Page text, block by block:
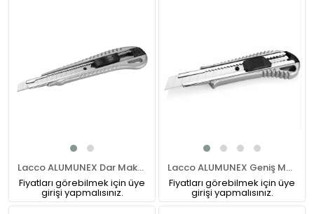
Lacco ALUMUNEX Dar Maket Bıçağı
Fiyatları görebilmek için üye
girişi yapmalısınız.
Lacco ALUMUNEX Geniş Maket Bıçağı
Fiyatları görebilmek için üye
girişi yapmalısınız.